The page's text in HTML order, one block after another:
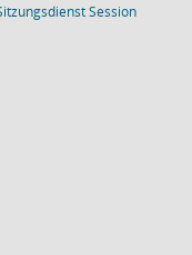
Session(Wird in